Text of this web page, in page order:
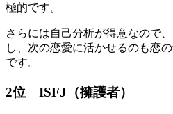
極的です。
さらには自己分析が得意なので
し、次の恋愛に活かせるのも恋
です。
2位 ISFJ（擁護者）